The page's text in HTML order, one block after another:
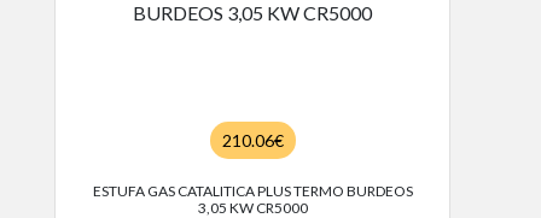
210.06€
ESTUFA GAS CATALITICA PLUS TERMO BURDEOS
3,05 KW CR5000